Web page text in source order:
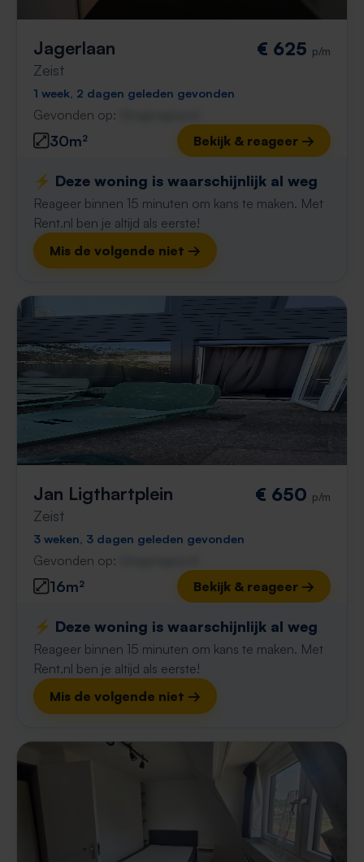
Jagerlaan
Zeist
€ 625 p/m
1 week, 2 dagen geleden gevonden
Gevonden op:
30m² Bekijk & reageer →
⚡️ Deze woning is waarschijnlijk al weg
Reageer binnen 15 minuten om kans te maken. Met
Rent.nl ben je altijd als eerste!
Mis de volgende niet →
Jan Ligthartplein
Zeist
€ 650 p/m
3 weken, 3 dagen geleden gevonden
Gevonden op:
16m² Bekijk & reageer →
⚡️ Deze woning is waarschijnlijk al weg
Reageer binnen 15 minuten om kans te maken. Met
Rent.nl ben je altijd als eerste!
Mis de volgende niet →